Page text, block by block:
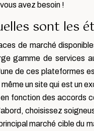
avez besoin !
sont les
de marché
gamme de services
de ces
un site qui est un
fonction des accords
choisissez
marché cible du